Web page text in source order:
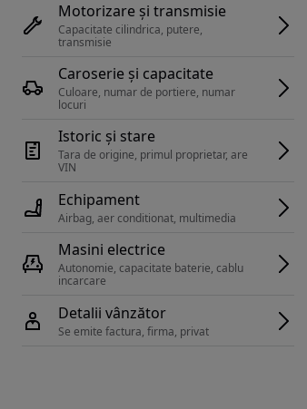
Motorizare și transmisie
Capacitate cilindrica, putere,
transmisie
Caroserie și capacitate
Culoare, numar de portiere, numar
locuri
Istoric și stare
Tara de origine, primul proprietar, are
Echipament
Airbag, aer conditionat, multimedia
Masini electrice
Autonomie, capacitate baterie, cablu
Detalii vânzător
Se emite factura, firma, privat